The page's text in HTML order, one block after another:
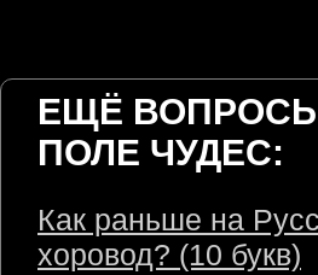
ЕЩЁ
ПОЛЕ ЧУДЕС:
Как раньше на
хоровод? (10 букв)